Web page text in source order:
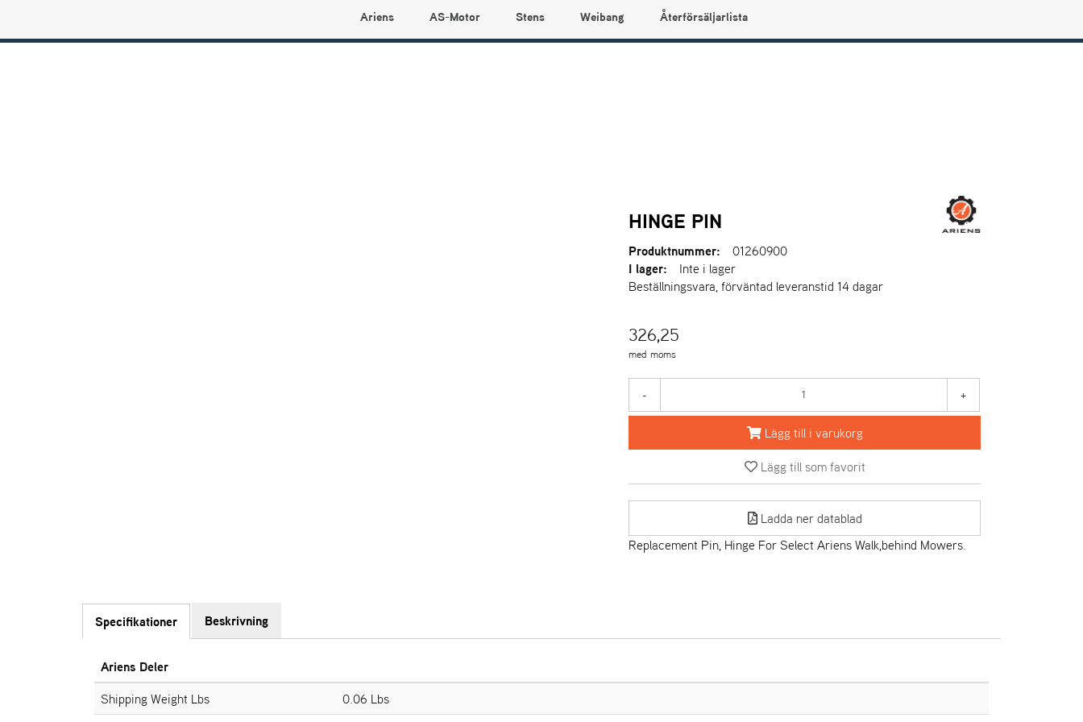
Ariens AS-Motor Stens Weibang Återförsäljarlista
HINGE PIN
Produktnummer:
01260900
I lager:
Inte i lager
Beställningsvara, förväntad leveranstid 14 dagar
326,25
med moms
- +
Lägg till i varukorg
Lägg till som favorit
Ladda ner datablad
Replacement Pin, Hinge For Select Ariens Walk,behind Mowers.
Specifikationer Beskrivning
Ariens Deler
Shipping Weight Lbs
0.06 Lbs